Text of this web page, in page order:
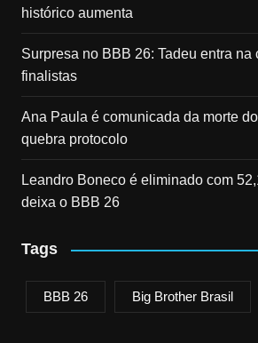
histórico aumenta
Surpresa no BBB 26: Tadeu entra na
finalistas
Ana Paula é comunicada da morte
quebra protocolo
Leandro Boneco é eliminado com
deixa o BBB 26
Tags
BBB 26 Big Brother Brasil